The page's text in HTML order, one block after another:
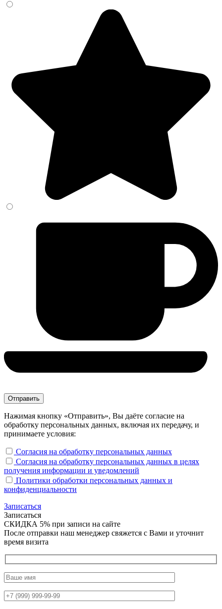
Нажимая кнопку «Отправить», Вы даёте согласие на
обработку персональных данных, включая их передачу, и
принимаете условия:
Согласия на обработку персональных данных
Согласия на обработку персональных данных в целях
получения информации и уведомлений
Политики обработки персональных данных и
конфиденциальности
Записаться
Записаться
СКИДКА 5% при записи на сайте
После отправки наш менеджер свяжется с Вами и уточнит
время визита